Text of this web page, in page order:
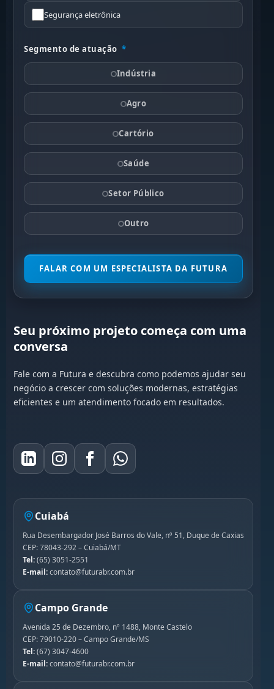
Segurança eletrônica
Segmento de atuação *
Indústria
Agro
Cartório
Saúde
Setor Público
Outro
FALAR COM UM ESPECIALISTA DA FUTURA
Seu próximo projeto começa com uma
conversa
Fale com a Futura e descubra como podemos ajudar seu
negócio a crescer com soluções modernas, estratégias
eficientes e um atendimento focado em resultados.
Cuiabá
Rua Desembargador José Barros do Vale, nº 51, Duque de Caxias
CEP: 78043-292 – Cuiabá/MT
Tel:(65) 3051-2551
E-mail:contato@futurabr.com.br
Campo Grande
Avenida 25 de Dezembro, nº 1488, Monte Castelo
CEP: 79010-220 – Campo Grande/MS
Tel:(67) 3047-4600
E-mail:contato@futurabr.com.br